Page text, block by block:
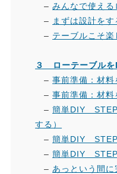
–みんなで使え
– まずは設計をす
– テーブルこそ
３ ローテーブルを
–事前準備：材料
–事前準備：材料
–簡単DIY
する）
–簡単DIY
–簡単DIY
– あっという間に